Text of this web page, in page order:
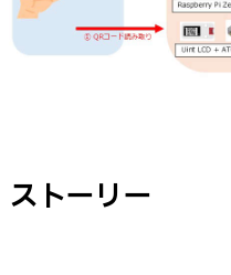
ストーリー